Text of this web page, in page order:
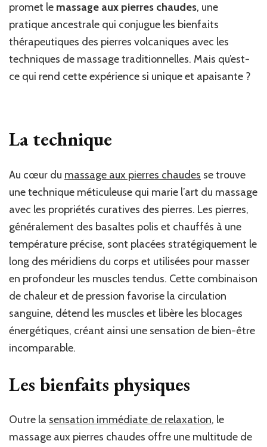
promet le massage aux pierres chaudes, une
pratique ancestrale qui conjugue les bienfaits
thérapeutiques des pierres volcaniques avec les
techniques de massage traditionnelles. Mais qu’est-
ce qui rend cette expérience si unique et apaisante ?
La technique
Au cœur du massage aux pierres chaudes se trouve
une technique méticuleuse qui marie l’art du massage
avec les propriétés curatives des pierres. Les pierres,
généralement des basaltes polis et chauffés à une
température précise, sont placées stratégiquement le
long des méridiens du corps et utilisées pour masser
en profondeur les muscles tendus. Cette combinaison
de chaleur et de pression favorise la circulation
sanguine, détend les muscles et libère les blocages
énergétiques, créant ainsi une sensation de bien-être
incomparable.
Les bienfaits physiques
Outre la sensation immédiate de relaxation, le
massage aux pierres chaudes offre une multitude de